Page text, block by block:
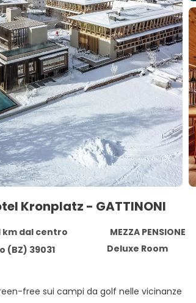
Kronplatz - GATTINONI
km dal centro
MEZZA PENSIONE
(BZ) 39031
Deluxe Room
free sui campi da golf nelle vicinanze